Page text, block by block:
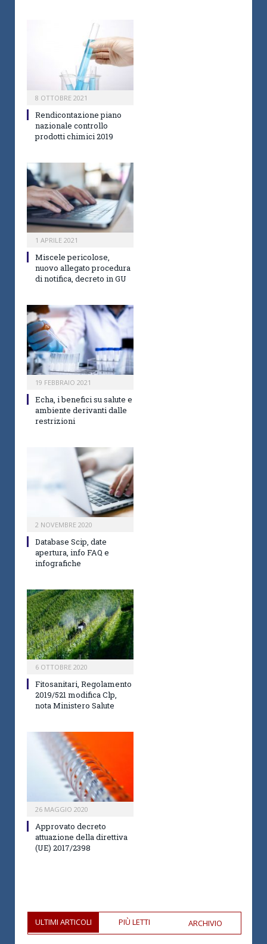
8 OTTOBRE 2021
Rendicontazione piano
nazionale controllo
prodotti chimici 2019
1 APRILE 2021
Miscele pericolose,
nuovo allegato procedura
di notifica, decreto in GU
19 FEBBRAIO 2021
Echa, i benefici su salute e
ambiente derivanti dalle
restrizioni
2 NOVEMBRE 2020
Database Scip, date
apertura, info FAQ e
infografiche
6 OTTOBRE 2020
Fitosanitari, Regolamento
2019/521 modifica Clp,
nota Ministero Salute
26 MAGGIO 2020
Approvato decreto
attuazione della direttiva
(UE) 2017/2398
ULTIMI ARTICOLI PIÙ LETTI ARCHIVIO